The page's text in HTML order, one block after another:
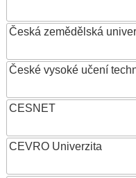
Česká zemědělská
České vysoké učení
CESNET
CEVRO Univerzita